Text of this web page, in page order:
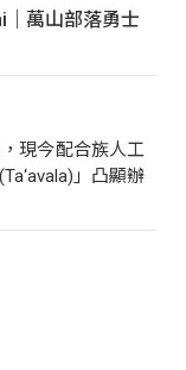
｜萬山部落勇士
現今配合族人工
」凸顯辦